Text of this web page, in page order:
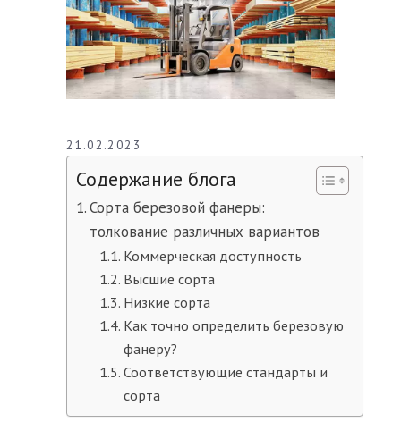
21.02.2023
Содержание блога
Сорта березовой фанеры:
толкование различных вариантов
Коммерческая доступность
Высшие сорта
Низкие сорта
Как точно определить березовую
фанеру?
Соответствующие стандарты и
сорта